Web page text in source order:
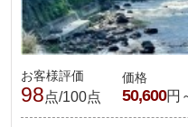
お客様評価
98点/100点
価格
50,600円